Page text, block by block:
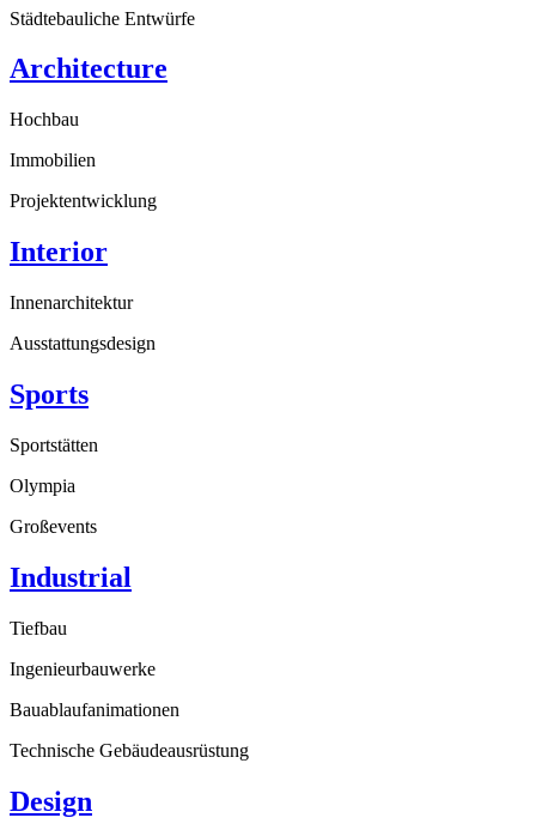
Städtebauliche Entwürfe
Architecture
Hochbau
Immobilien
Projektentwicklung
Interior
Innenarchitektur
Ausstattungsdesign
Sports
Sportstätten
Olympia
Großevents
Industrial
Tiefbau
Ingenieurbauwerke
Bauablaufanimationen
Technische Gebäudeausrüstung
Design